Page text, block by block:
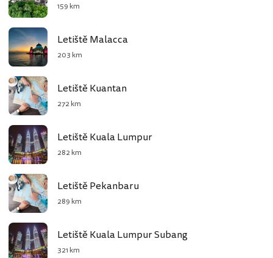
159 km
Letiště Malacca
203 km
Letiště Kuantan
272 km
Letiště Kuala Lumpur
282 km
Letiště Pekanbaru
289 km
Letiště Kuala Lumpur Subang
321 km